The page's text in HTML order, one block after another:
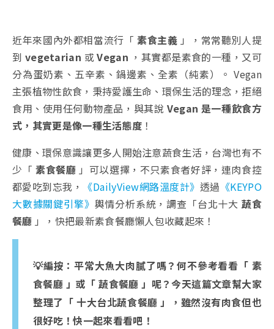
近年來國內外都相當流行「素食主義 」，常常聽別人提
到 vegetarian 或Vegan ，其實都是素食的一種，又可
分為蛋奶素、五辛素、鍋邊素、全素（純素）。 Vegan
主張植物性飲食，秉持愛護生命、環保生活的理念，拒絕
食用、使用任何動物產品，與其說 Vegan 是一種飲食方
式，其實更是像一種生活態度 ！
健康、環保意識讓更多人開始注意蔬食生活，台灣也有不
少「 素食餐廳 」可以選擇，不只素食者好評，連肉食控
都愛吃到忘我，
《DailyView網路溫度計》 透過 《KEYPO
大數據關鍵引擎》 輿情分析系統，調查「台北十大 蔬食
餐廳 」，快把最新素食餐廳懶人包收藏起來！
💡編按：平常大魚大肉膩了嗎？何不參考看看「 素
食餐廳 」或「 蔬食餐廳 」呢？今天這篇文章幫大家
整理了「 十大台北蔬食餐廳 」，雖然沒有肉食但也
很好吃！快一起來看看吧！